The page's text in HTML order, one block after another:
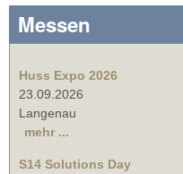
Messen
Huss Expo 2026
23.09.2026
Langenau
mehr ...
S14 Solutions Day